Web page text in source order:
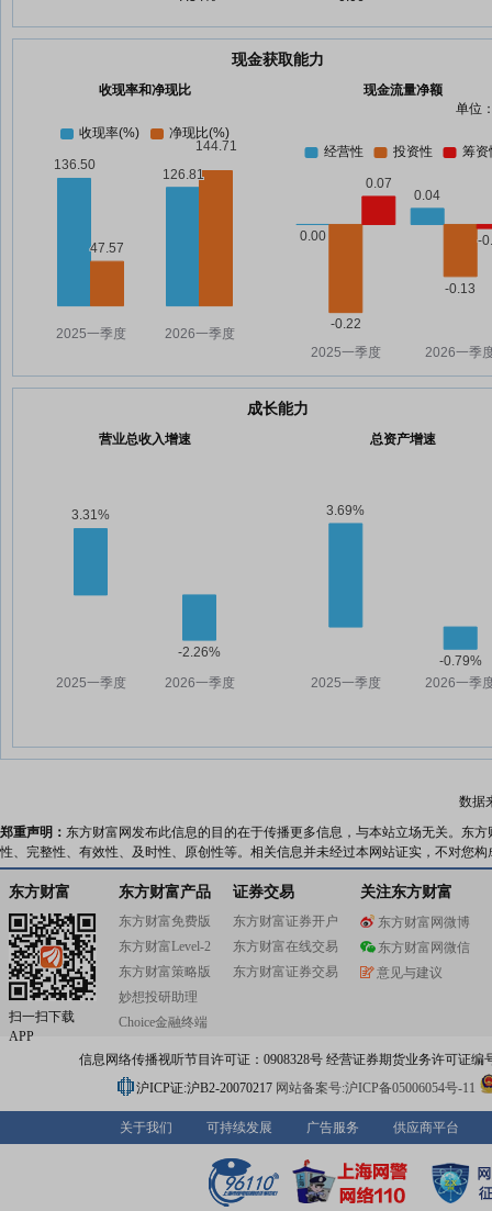
现金获取能力
收现率和净现比
现金流量净额
单位
成长能力
营业总收入增速 总资产增速
数据
郑重声明： 东方财富网发布此信息的目的在于传播更多信息，与本站立场无关。东
性、完整性、有效性、及时性、原创性等。相关信息并未经过本网站证实，不对您
东方财富
扫一扫下载
APP
东方财富产品
东方财富免费版
东方财富Level-2
东方财富策略版
妙想投研助理
Choice金融终端
证券交易
东方财富证券开户
东方财富在线交易
东方财富证券交易
关注东方财富
东方财富网微博
东方财富网微信
意见与建议
信息网络传播视听节目许可证：0908328号 经营证券期货业务许可证编
沪ICP证:沪B2-20070217 网站备案号:沪ICP备05006054号-11
关于我们 可持续发展 广告服务 供应商平台